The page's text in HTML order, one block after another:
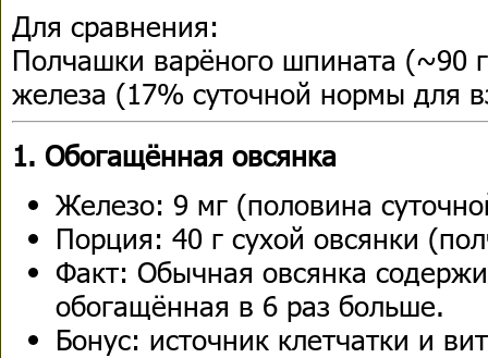
Для сравнения:
Полчашки варёного шпината (~90
железа (17% суточной нормы для
1. Обогащённая овсянка
Железо: 9 мг (половина
Порция: 40 г сухой овсянки
Факт: Обычная овсянка
обогащённая в 6 раз больше.
Бонус: источник клетчатки и